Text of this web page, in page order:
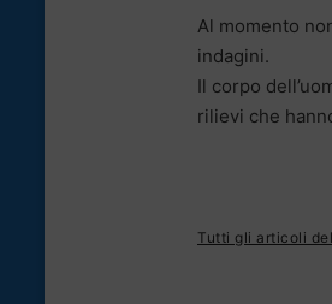
Al momento
indagini.
Il corpo
rilievi che
Tutti gli articoli